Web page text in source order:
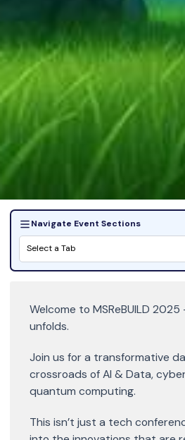
Navigate Event Sections
Select a Tab
Welcome to MSReBUILD
unfolds.
Join us for a transformative
crossroads of AI & Data,
quantum computing.
This isn’t just a tech